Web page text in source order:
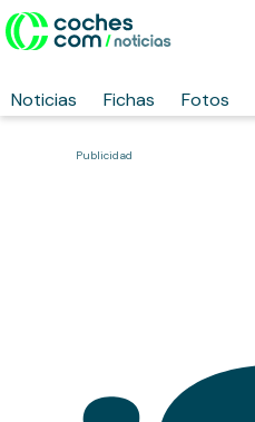
Noticias Fichas Fotos
Publicidad